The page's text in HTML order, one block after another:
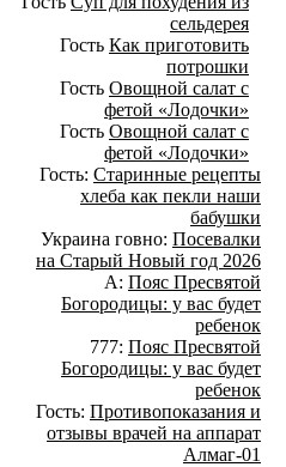
сельдерея
Гость Как приготовить
потрошки
Гость Овощной салат с
фетой «Лодочки»
Гость Овощной салат с
фетой «Лодочки»
Гость: Старинные рецепты
хлеба как пекли наши
бабушки
Украина говно: Посевалки
на Старый Новый год 2026
А: Пояс Пресвятой
Богородицы: у вас будет
ребенок
777: Пояс Пресвятой
Богородицы: у вас будет
ребенок
Гость: Противопоказания и
отзывы врачей на аппарат
Алмаг-01